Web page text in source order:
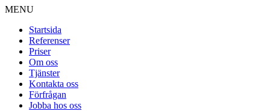
MENU
Startsida
Referenser
Priser
Om oss
Tjänster
Kontakta oss
Förfrågan
Jobba hos oss